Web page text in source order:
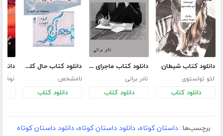
دانلود کتاب شیطان
لئو تولستوی
دانلود کتاب
دانلود کتاب ماجرای یک نامه
نادر براتی
دانلود کتاب
دانلود کتاب حال کلمه‌ها چطور است؟
نامشخص
دانلود کتاب
برچسب‌ها: داستان کوتاه، دانلود داستان کوتاه، دانلود داستان کوتاه